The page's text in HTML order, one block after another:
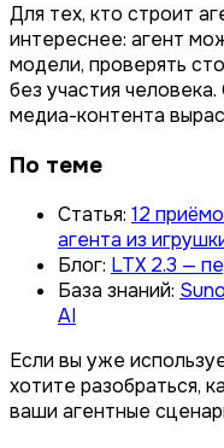
Для тех, кто строит
интереснее: агент
модели, проверять
без участия
медиа-контента
По теме
Статья: 12
агента из
Блог: LTX 2.3 —
База знаний:
AI
Если вы уже
хотите разобраться,
ваши агентные